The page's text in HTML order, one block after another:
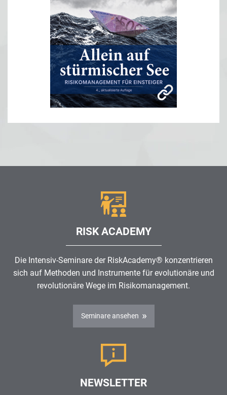
RISK ACADEMY
Die Intensiv-Seminare der RiskAcademy® konzentrieren
sich auf Methoden und Instrumente für evolutionäre und
revolutionäre Wege im Risikomanagement.
Seminare ansehen
NEWSLETTER